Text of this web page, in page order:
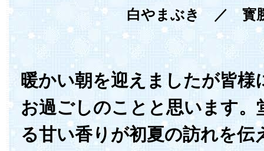
白やまぶき ／ 寳
暖かい朝を迎えましたが皆様
お過ごしのことと思います。
る甘い香りが初夏の訪れを伝